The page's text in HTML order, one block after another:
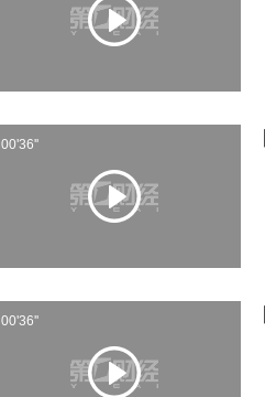
00'36''
00'36''